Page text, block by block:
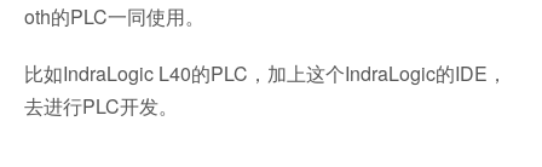
oth的PLC一同使用。
比如IndraLogic L40的PLC，加上这个IndraLogic的IDE，
去进行PLC开发。